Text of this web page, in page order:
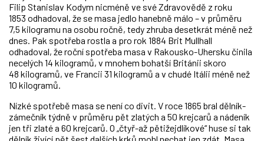
Filip Stanislav Kodym nicméně ve své Zdravovědě z roku
1853 odhadoval, že se masa jedlo hanebně málo – v průměru
7,5 kilogramu na osobu ročně, tedy zhruba desetkrát méně než
dnes. Pak spotřeba rostla a pro rok 1884 Brit Mullhall
odhadoval, že roční spotřeba masa v Rakousko-Uhersku činila
necelých 14 kilogramů, v mnohem bohatší Británii skoro
48 kilogramů, ve Francii 31 kilogramů a v chudé Itálii méně než
10 kilogramů.
Nízké spotřebě masa se není co divit. V roce 1865 bral dělník-
zámečník týdně v průměru pět zlatých a 50 krejcarů a nádeník
jen tři zlaté a 60 krejcarů. O „čtyř-až pětižejdlíkové“ huse si tak